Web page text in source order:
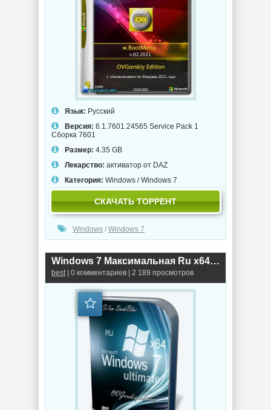
Язык: Русский
Версия: 6.1.7601.24565 Service Pack 1
Сборка 7601
Размер: 4.35 GB
Лекарство: активатор от DAZ
Категория: Windows /Windows 7
СКАЧАТЬ ТОРРЕНТ
Windows / Windows 7
Windows 7 Максимальная Ru x64 SP1 7DB by OVGorskiy 11.2020 1DVD
best| 0 комментариев | 2 189 просмотров